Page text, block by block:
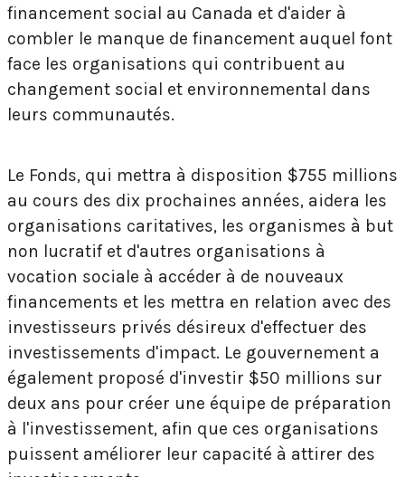
financement social au Canada et d'aider à
combler le manque de financement auquel font
face les organisations qui contribuent au
changement social et environnemental dans
leurs communautés.
Le Fonds, qui mettra à disposition $755 millions
au cours des dix prochaines années, aidera les
organisations caritatives, les organismes à but
non lucratif et d'autres organisations à
vocation sociale à accéder à de nouveaux
financements et les mettra en relation avec des
investisseurs privés désireux d'effectuer des
investissements d'impact. Le gouvernement a
également proposé d'investir $50 millions sur
deux ans pour créer une équipe de préparation
à l'investissement, afin que ces organisations
puissent améliorer leur capacité à attirer des